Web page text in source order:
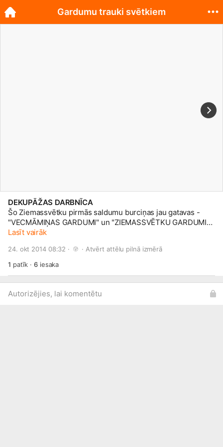
DEKUPĀŽAS DARBNĪCA
Šo Ziemassvētku pirmās saldumu burciņas jau gatavas -
"VECMĀMIŅAS GARDUMI" un "ZIEMASSVĒTKU GARDUMI"
Izmēri: Ø 10cm, H=14cm Tilpums: 635ml 8 eur/gb
ZIEMASSVĒTKIEM RIT PILNĀ SPARĀ!😉NEVILCINIES UN
PIESAKI SAVU IZVĒLĒTO DĀVANU LAICĪGI!
Lasīt vairāk
24. okt 2014 08:32 · · Atvērt attēlu pilnā izmērā
1 patīk ·6iesaka
Autorizējies, lai komentētu
Gardumu trauki svētkiem